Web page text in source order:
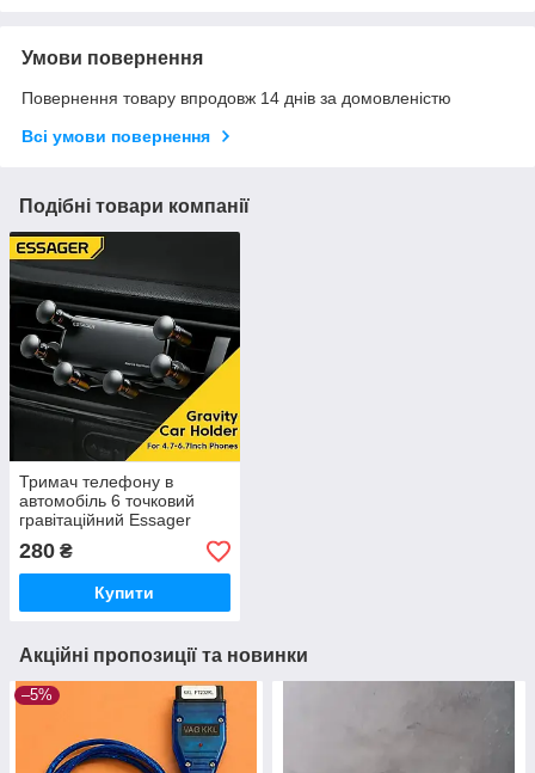
Умови повернення
Повернення товару впродовж 14 днів за домовленістю
Всі умови повернення
Подібні товари компанії
Тримач телефону в
автомобіль 6 точковий
гравітаційний Essager
280 ₴
Купити
Акційні пропозиції та новинки
–5%